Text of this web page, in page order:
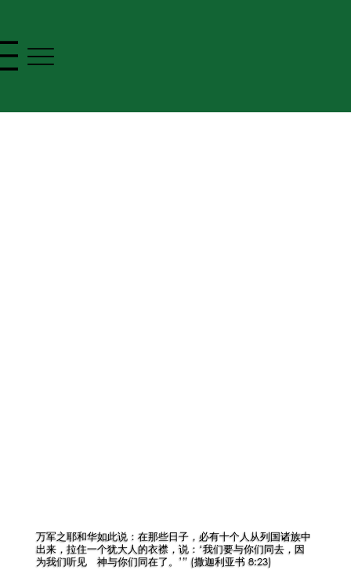
万军之耶和华如此说：在那些日子，必有十个人从列国诸族中
出来，拉住一个犹大人的衣襟，说：‘我们要与你们同去，因
为我们听见 神与你们同在了。’” (撒迦利亚书 8:23)